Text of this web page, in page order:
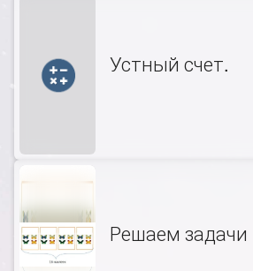
Устный счет.
Решаем задачи